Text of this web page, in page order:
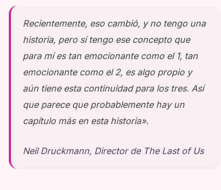
Recientemente, eso cambió, y no tengo una
historia, pero sí tengo ese concepto que
para mí es tan emocionante como el 1, tan
emocionante como el 2, es algo propio y
aún tiene esta continuidad para los tres. Así
que parece que probablemente hay un
capítulo más en esta historia».
Neil Druckmann, Director de The Last of Us